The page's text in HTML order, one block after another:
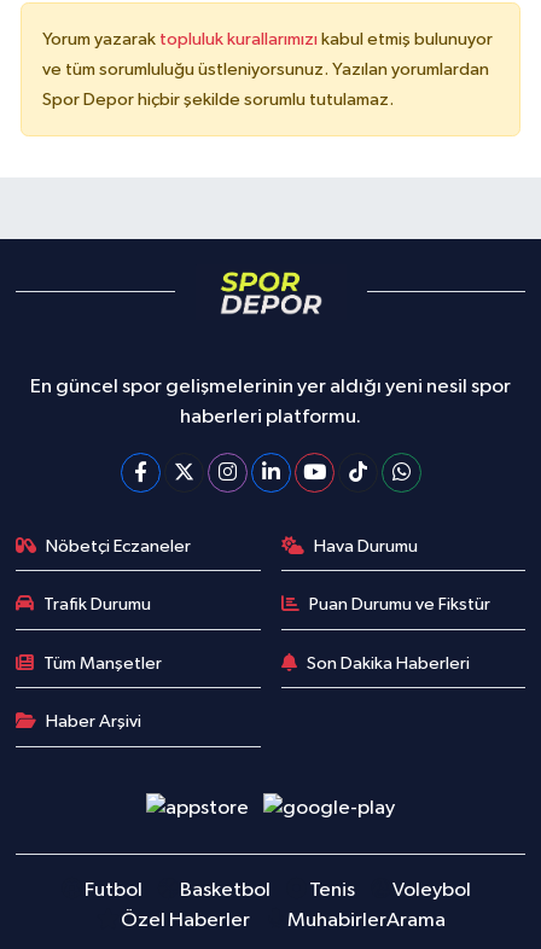
Yorum yazarak topluluk kurallarımızı kabul etmiş bulunuyor
ve tüm sorumluluğu üstleniyorsunuz. Yazılan yorumlardan
Spor Depor hiçbir şekilde sorumlu tutulamaz.
En güncel spor gelişmelerinin yer aldığı yeni nesil spor
haberleri platformu.
Nöbetçi Eczaneler Hava Durumu
Trafik Durumu Puan Durumu ve Fikstür
Tüm Manşetler Son Dakika Haberleri
Haber Arşivi
Futbol Basketbol Tenis
Voleybol
Özel Haberler
MuhabirlerArama